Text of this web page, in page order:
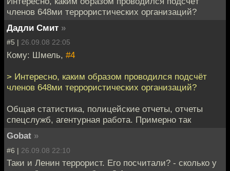
членов 648ми террористических организаций?
Дадли Смит »
#5 | 26.09.08 22:05
Кому: Шмель, #4
> Интересно, каким образом проводился подсчёт
членов 648ми террористических организаций?
Общая статистика, полицейские отчеты, отчеты
спецслужб, агентурная работа. Примерно так
Gobat »
#6 | 26.09.08 22:10
Таки и Ленин террорист. Его посчитали? - сколько у